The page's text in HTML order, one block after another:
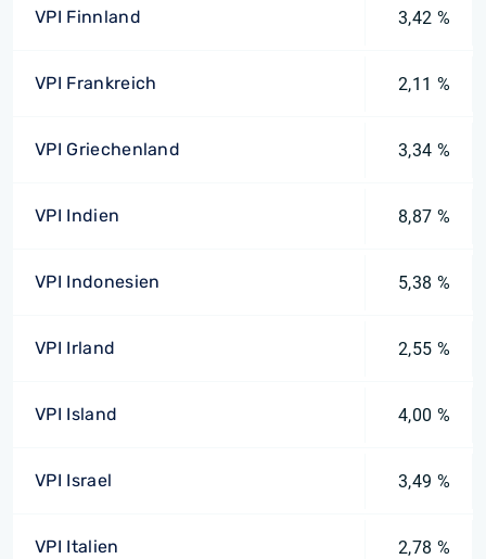
VPI Finnland 3,42 %
VPI Frankreich 2,11 %
VPI Griechenland 3,34 %
VPI Indien 8,87 %
VPI Indonesien 5,38 %
VPI Irland 2,55 %
VPI Island 4,00 %
VPI Israel 3,49 %
VPI Italien 2,78 %